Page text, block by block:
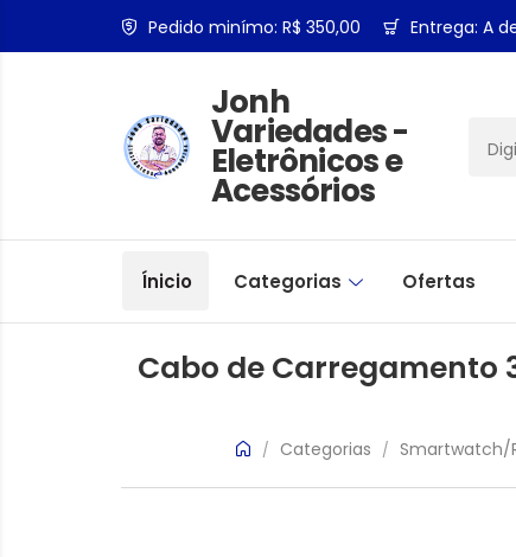
Pedido minímo: R$ 350,00 Entrega: A
Jonh
Variedades -
Eletrônicos e
Acessórios
Ínicio Categorias Ofertas
Cabo de Carregamento
/ Categorias / Smartwatch/